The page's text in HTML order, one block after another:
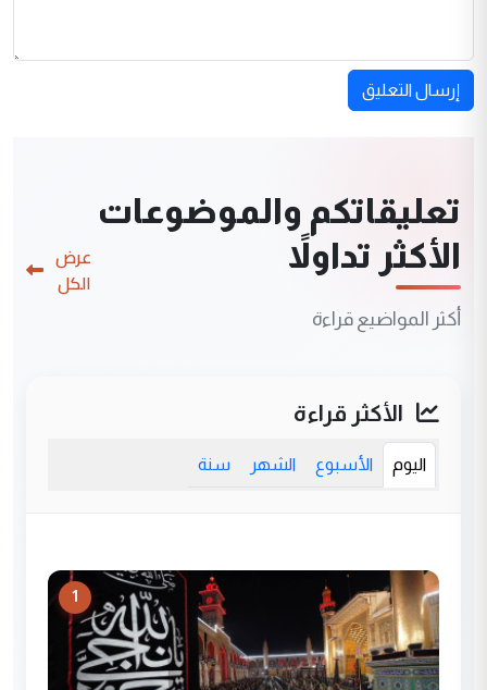
إرسال التعليق
تعليقاتكم والموضوعات
الأكثر تداولاً
أكثر المواضيع قراءة
عرض
الكل
الأكثر قراءة
اليوم الأسبوع الشهر سنة
1